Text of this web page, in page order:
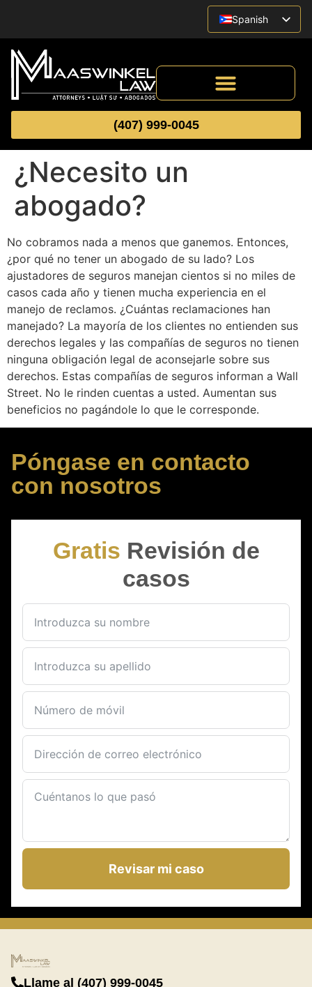
Spanish
English
Vietnamese
(407) 999-0045
¿Necesito un
abogado?
No cobramos nada a menos que ganemos. Entonces,
¿por qué no tener un abogado de su lado? Los
ajustadores de seguros manejan cientos si no miles de
casos cada año y tienen mucha experiencia en el
manejo de reclamos. ¿Cuántas reclamaciones han
manejado? La mayoría de los clientes no entienden sus
derechos legales y las compañías de seguros no tienen
ninguna obligación legal de aconsejarle sobre sus
derechos. Estas compañías de seguros informan a Wall
Street. No le rinden cuentas a usted. Aumentan sus
beneficios no pagándole lo que le corresponde.
Póngase en contacto
con nosotros
Gratis Revisión de
casos
Revisar mi caso
Llame al (407) 999-0045